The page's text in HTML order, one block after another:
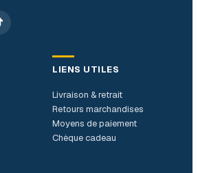
LIENS UTILES
Livraison & retrait
Retours marchandises
Moyens de paiement
Chèque cadeau